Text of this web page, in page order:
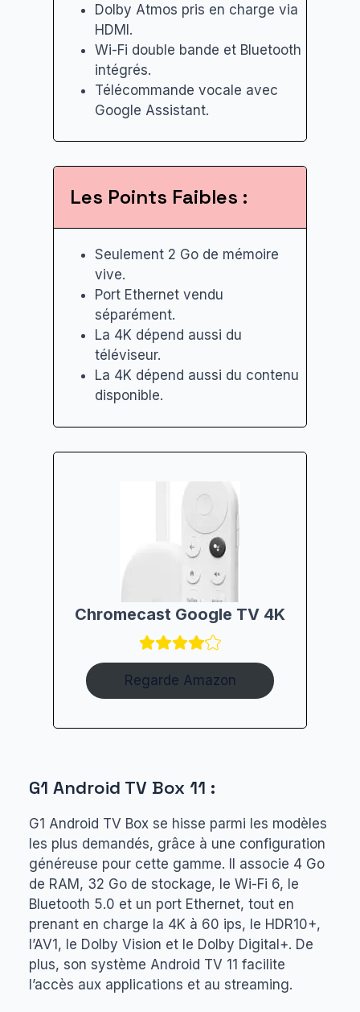
Dolby Atmos pris en charge via
HDMI.
Wi-Fi double bande et Bluetooth
intégrés.
Télécommande vocale avec
Google Assistant.
Les Points Faibles :
Seulement 2 Go de mémoire
vive.
Port Ethernet vendu
séparément.
La 4K dépend aussi du
téléviseur.
La 4K dépend aussi du contenu
disponible.
Chromecast Google TV 4K
Regarde Amazon
G1 Android TV Box 11 :
G1 Android TV Box se hisse parmi les modèles
les plus demandés, grâce à une configuration
généreuse pour cette gamme. Il associe 4 Go
de RAM, 32 Go de stockage, le Wi-Fi 6, le
Bluetooth 5.0 et un port Ethernet, tout en
prenant en charge la 4K à 60 ips, le HDR10+,
l’AV1, le Dolby Vision et le Dolby Digital+. De
plus, son système Android TV 11 facilite
l’accès aux applications et au streaming.